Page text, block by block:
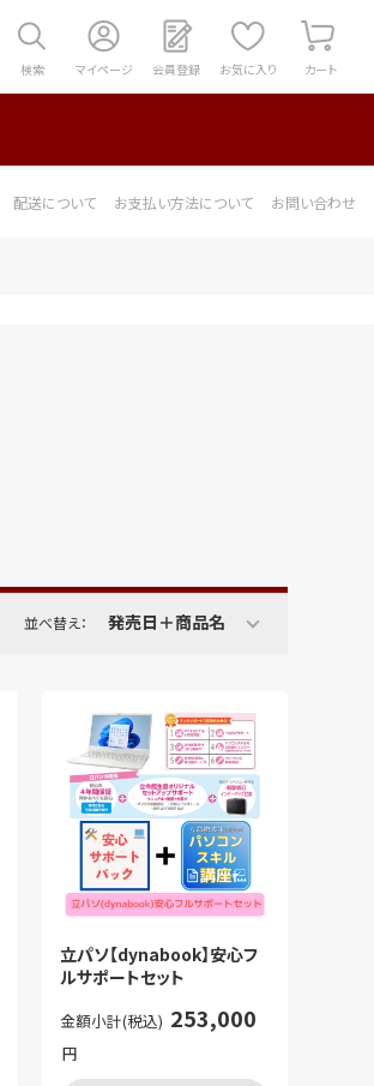
検索 マイページ 会員登録 お気に入り カート
配送について お支払い方法について お問い合わせ
並べ替え： 発売日＋商品名
立パソ【dynabook】安心フ
ルサポートセット
金額小計(税込) 253,000
円